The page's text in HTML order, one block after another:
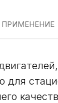
ПРИМЕНЕНИЕ